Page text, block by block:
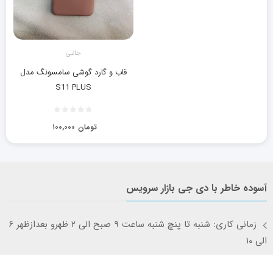
جانبی
قاب و گارد گوشی سامسونگ مدل
S11 PLUS
۱۰۰,۰۰۰ تومان
آسوده خاطر با دی جی بازار سرویس
زمانی کاری: شنبه تا پنچ شنبه ساعت ۹ صبح الی ۲ ظهرو بعدازظهر ۶
الی ۱۰